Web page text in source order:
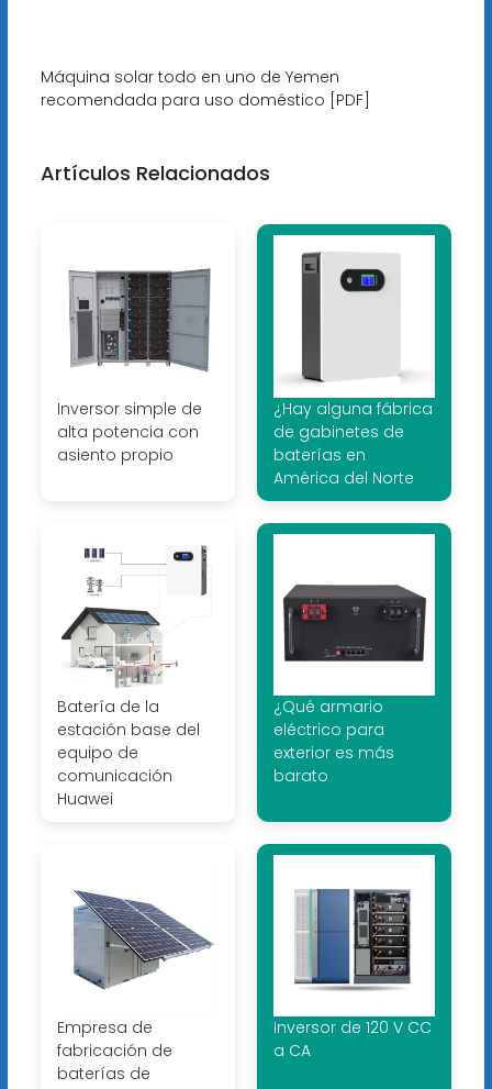
Máquina solar todo en uno de Yemen
recomendada para uso doméstico [PDF]
Artículos Relacionados
Inversor simple de
alta potencia con
asiento propio
¿Hay alguna fábrica
de gabinetes de
baterías en
América del Norte
Batería de la
estación base del
equipo de
comunicación
Huawei
¿Qué armario
eléctrico para
exterior es más
barato
Empresa de
fabricación de
baterías de
Inversor de 120 V CC
a CA